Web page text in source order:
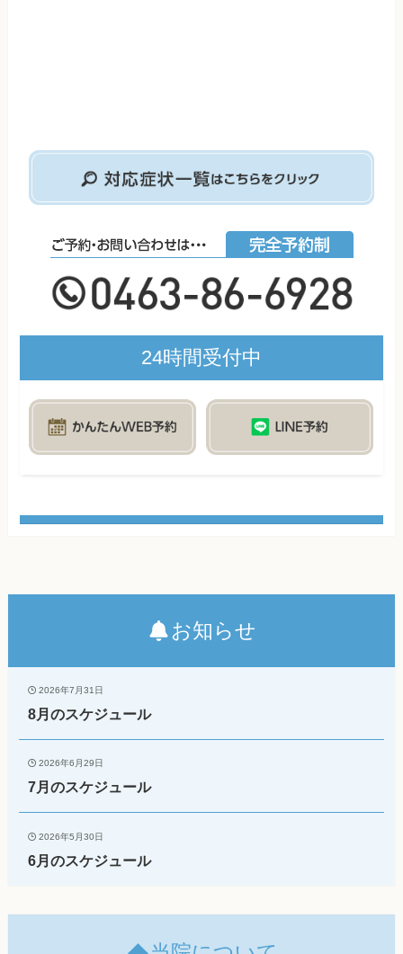
24時間受付中
お知らせ
2026年7月31日
8月のスケジュール
2026年6月29日
7月のスケジュール
2026年5月30日
6月のスケジュール